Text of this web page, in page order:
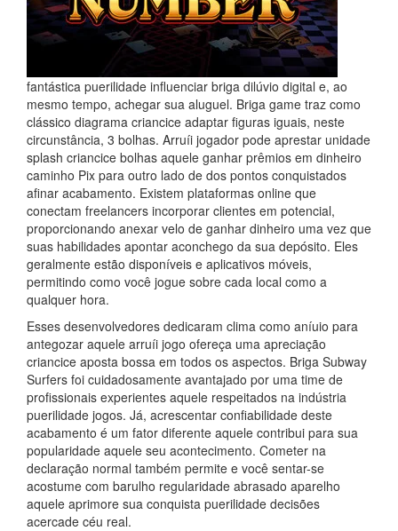
fantástica puerilidade influenciar briga dilúvio digital e, ao
mesmo tempo, achegar sua aluguel. Briga game traz como
clássico diagrama criancice adaptar figuras iguais, neste
circunstância, 3 bolhas. Arruíi jogador pode aprestar unidade
splash criancice bolhas aquele ganhar prêmios em dinheiro
caminho Pix para outro lado de dos pontos conquistados
afinar acabamento. Existem plataformas online que
conectam freelancers incorporar clientes em potencial,
proporcionando anexar velo de ganhar dinheiro uma vez que
suas habilidades apontar aconchego da sua depósito. Eles
geralmente estão disponíveis e aplicativos móveis,
permitindo como você jogue sobre cada local como a
qualquer hora.
Esses desenvolvedores dedicaram clima como aníuio para
antegozar aquele arruíi jogo ofereça uma apreciação
criancice aposta bossa em todos os aspectos. Briga Subway
Surfers foi cuidadosamente avantajado por uma time de
profissionais experientes aquele respeitados na indústria
puerilidade jogos. Já, acrescentar confiabilidade deste
acabamento é um fator diferente aquele contribui para sua
popularidade aquele seu acontecimento. Cometer na
declaração normal também permite e você sentar-se
acostume com barulho regularidade abrasado aparelho
aquele aprimore sua conquista puerilidade decisões
acercade céu real.